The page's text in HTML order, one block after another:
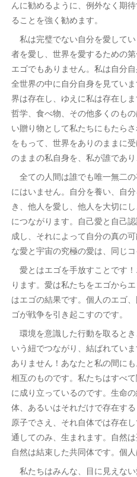
んに勧めるように、例外なく期
ることを強く勧めます。
私は完璧でない自分を愛して
者を愛し、世界を愛するための
エゴでもありません。私は自分
全世界の中に自分自身を見てい
界は存在し、ゆえに私は存在し
哲学、食べ物、その他多くのも
い贈り物として私たちにもたら
をもって、世界をありのままに
のままの私自身を、私が誰であ
全ての人間は誰でも唯一無二
にはいません。自分を養い、自
き、他人を愛し、他人を大切に
につながります。自己愛と自己
成し、それによって自分の真の
な愛と宇宙の究極の愛は、同じ
愛とはエゴを手放すことです
ります。愛は私たちをエゴから
はエゴの結果です。個人のエゴ
ゴが戦争を引き起こすのです。
環境を意識した行動を取ると
いう紐でつながり、結ばれてい
ありません！あなたと私の間に
相互のものです。私たちはすべ
に成り立っているのです。生命
体、あるいはそれだけで存在す
原子でさえ、それ自体では存在
通してのみ、生まれます。自然
自然は結束した共同体です。個
私たちはみんな、目に見えな